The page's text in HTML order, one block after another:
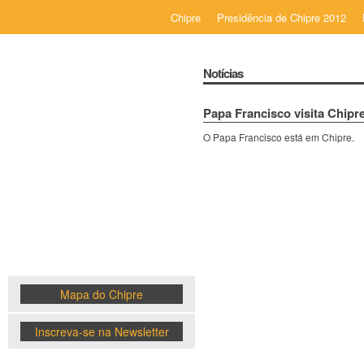
Chipre Presidência de Chipre 2012
Mapa do Chipre
Inscreva-se na Newsletter
Notícias
Papa Francisco visita
O Papa Francisco está em Chipre.